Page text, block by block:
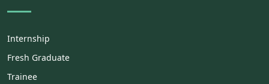
Internship
Fresh Graduate
Trainee